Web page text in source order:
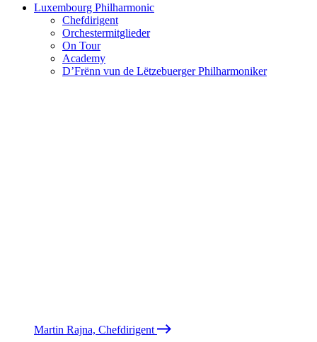
Luxembourg Philharmonic
Chefdirigent
Orchestermitglieder
On Tour
Academy
D’Frënn vun de Lëtzebuerger Philharmoniker
Martin Rajna, Chefdirigent